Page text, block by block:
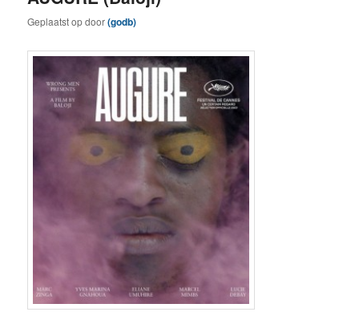
Geplaatst opdoor(godb)